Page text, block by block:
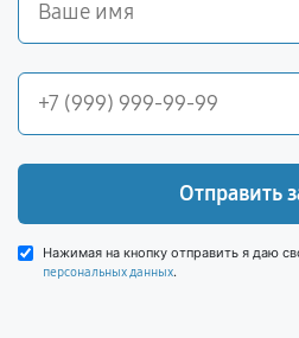
Отправить
Нажимая на кнопку отправить я даю
персональных данных.